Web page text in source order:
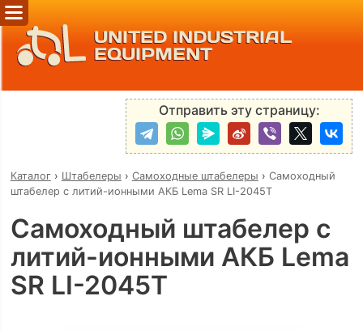
UNITED INDUSTRIAL
EQUIPMENT
Отправить эту страницу:
Каталог› Штабелеры › Самоходные штабелеры › Самоходный
штабелер с литий-ионными АКБ Lema SR LI-2045Т
Самоходный штабелер с
литий-ионными АКБ Lema
SR LI-2045Т